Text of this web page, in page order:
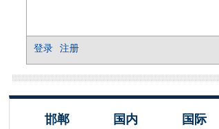
邯郸 国内 国际